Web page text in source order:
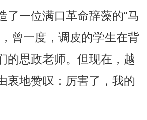
了一位满口革命辞藻的“马
曾一度，调皮的学生在背
的思政老师。但现在，越
衷地赞叹：厉害了，我的